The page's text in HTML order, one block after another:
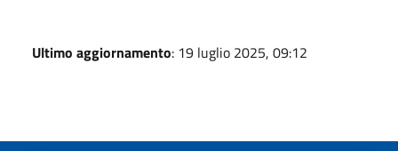
Ultimo aggiornamento: 19 luglio 2025, 09:12